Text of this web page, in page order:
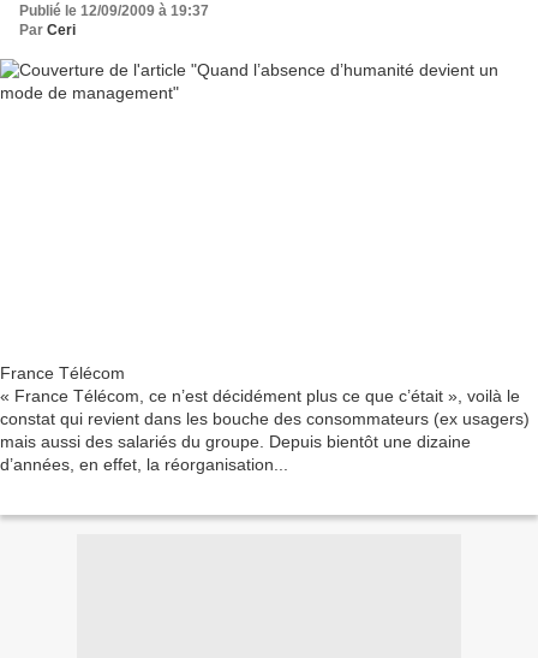
Publié le 12/09/2009 à 19:37
Par Ceri
France Télécom
« France Télécom, ce n’est décidément plus ce que c’était », voilà le
constat qui revient dans les bouche des consommateurs (ex usagers)
mais aussi des salariés du groupe. Depuis bientôt une dizaine
d’années, en effet, la réorganisation...